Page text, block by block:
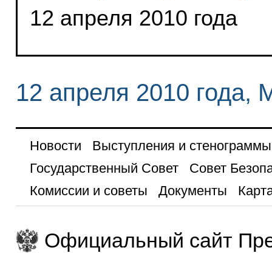
12 апреля 2010 года
12 апреля 2010 года,
Новости
Выступления и стенограммы
Государственный Совет
Совет
Комиссии и советы
Документы
Официальный сайт